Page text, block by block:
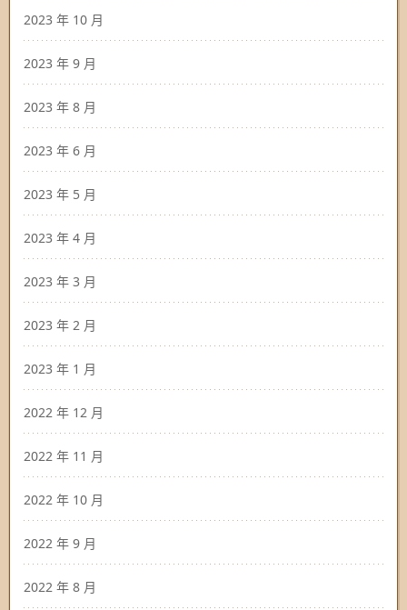
2023 年 10 月
2023 年 9 月
2023 年 8 月
2023 年 6 月
2023 年 5 月
2023 年 4 月
2023 年 3 月
2023 年 2 月
2023 年 1 月
2022 年 12 月
2022 年 11 月
2022 年 10 月
2022 年 9 月
2022 年 8 月